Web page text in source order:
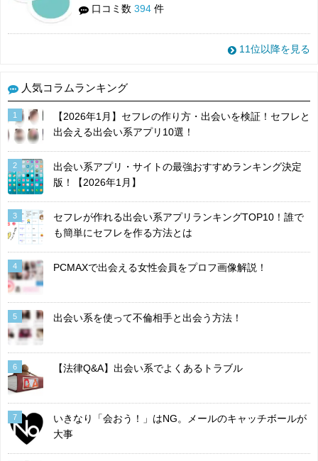
口コミ数 394 件
11位以降を見る
人気コラムランキング
1
【2026年1月】セフレの作り方・出会いを検証！セフレと
出会える出会い系アプリ10選！
2
出会い系アプリ・サイトの最強おすすめランキング決定
版！【2026年1月】
3
セフレが作れる出会い系アプリランキングTOP10！誰で
も簡単にセフレを作る方法とは
4 PCMAXで出会える女性会員をプロフ画像解説！
5 出会い系を使って不倫相手と出会う方法！
6 【法律Q&A】出会い系でよくあるトラブル
7
いきなり「会おう！」はNG。メールのキャッチボールが
大事